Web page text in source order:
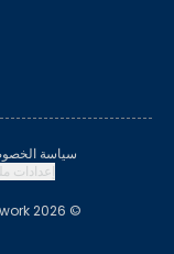
سياسة
إعدادات
© 2026 Motorsport Network. جميع الحقوق محفوظة.